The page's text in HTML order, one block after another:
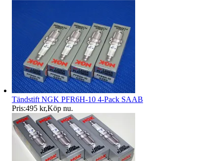
Tändstift NGK PFR6H-10 4-Pack SAAB
Pris:495 kr,Köp nu.